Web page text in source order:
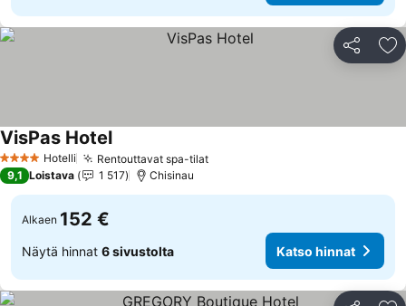
Jaa
4 Tähtiluokitus
Hotelli Rentouttavat spa-tilat
VisPas Hotel
9,1 Loistava 1 517 Chisinau
Alkaen 152 €
Näytä hinnat 6 sivustolta Katso hinnat